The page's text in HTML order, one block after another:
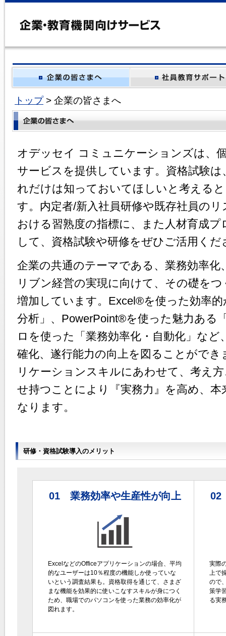
トップ> 企業の皆さまへ
オデッセイ コミュニケーションズは、
サービスを提供しています。資格試験
れだけは知っておいてほしいと考える
す。内定者/新入社員研修や既存社員の
おける習熟度の指標に、また人材育成
して、資格試験や研修をぜひご活用くだ
企業の共通のテーマである、業務効率化
リブン経営の実現に向けて、その礎を
増加しています。Excel®を使った効率
分析」、PowerPoint®を使った魅力ある
ロを使った「業務効率化・自動化」など
確化、遂行能力の向上を図ることがで
リケーションスキルにあわせて、考え
せ持つことにより『実務力』を高め、
なります。
研修・資格試験導入のメリット
01 業務効率や生産性が向上
ExcelなどのOfficeアプリケーションの場合、平均
的なユーザーは10％程度の機能しか使っていな
いという調査結果も。資格取得を通じて、さまざ
まな機能を効果的に使いこなすスキルが身につく
ため、職場でのパソコンを使った業務の効率化が
図れます。
02
実際
上で
ので
策学
る実